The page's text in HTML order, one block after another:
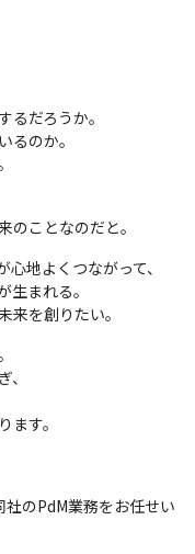
だろうか。
るのか。
ことなのだと。
地よくつながって、
まれる。
来を創りたい。
す。
のPdM業務をお任せい